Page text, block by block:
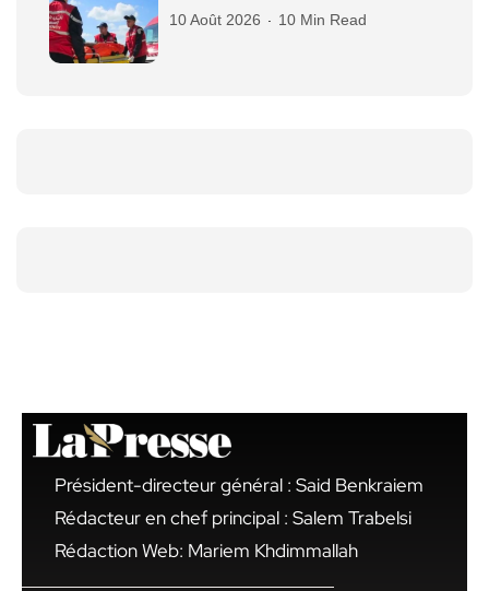
10 Août 2026 10 Min Read
Président-directeur général : Said Benkraiem
Rédacteur en chef principal : Salem Trabelsi
Rédaction Web: Mariem Khdimmallah